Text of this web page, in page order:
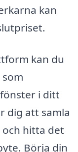
kan
kan du
i ditt
dig att samla
hitta det
Börja din